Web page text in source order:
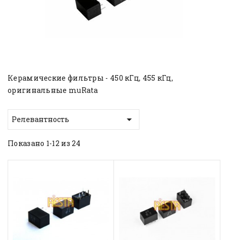
Керамические фильтры - 450 кГц, 455 кГц,
оригинальные muRata
Релевантность 
Показано 1-12 из 24